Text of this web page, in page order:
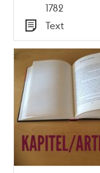
1782
Typ
Text